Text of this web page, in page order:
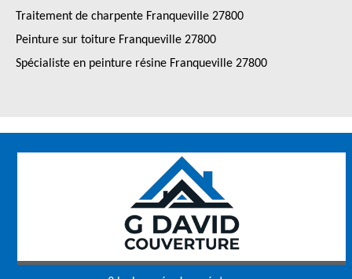
Traitement de charpente Franqueville 27800
Peinture sur toiture Franqueville 27800
Spécialiste en peinture résine Franqueville 27800